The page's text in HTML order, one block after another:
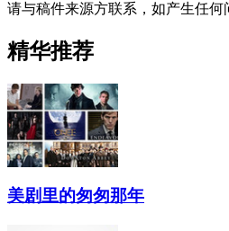
请与稿件来源方联系，如产生任
精华推荐
美剧里的匆匆那年